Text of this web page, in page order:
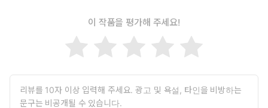
이 작품을 평가해 주세요!